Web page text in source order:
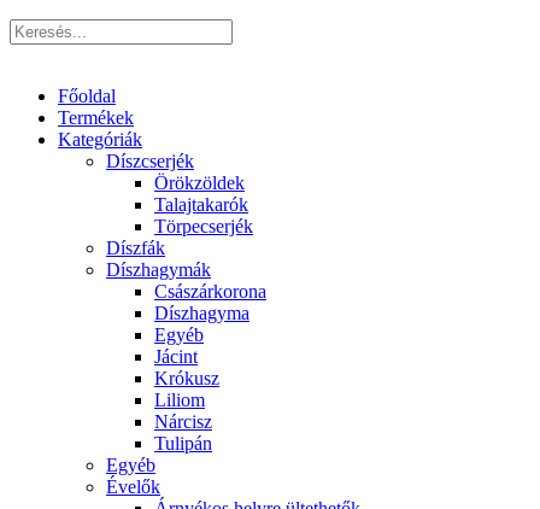
Főoldal
Termékek
Kategóriák
Díszcserjék
Örökzöldek
Talajtakarók
Törpecserjék
Díszfák
Díszhagymák
Császárkorona
Díszhagyma
Egyéb
Jácint
Krókusz
Liliom
Nárcisz
Tulipán
Egyéb
Évelők